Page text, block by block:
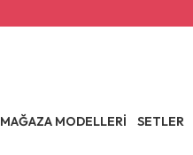
MAĞAZA MODELLERİ SETLER